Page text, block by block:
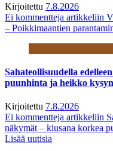
Kirjoitettu 7.8.2026
Ei kommentteja artikkeliin
– Poikkimaantien
Sahateollisuudella
puunhinta ja heikko
Kirjoitettu 7.8.2026
Ei kommentteja artikkeliin
näkymät – kiusana korkea
Lisää uutisia